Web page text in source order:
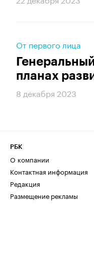
От первого лица
планах
8 декабря 2023
РБК
О компании
Контактная информация
Редакция
Размещение рекламы